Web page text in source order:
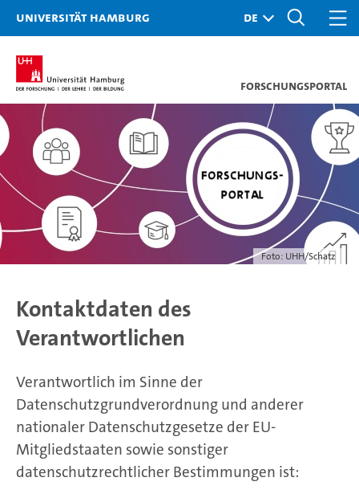
Universität Hamburg
Forschungsportal
Foto: UHH/Schatz
Kontaktdaten des
Verantwortlichen
Verantwortlich im Sinne der
Datenschutzgrundverordnung und anderer
nationaler Datenschutzgesetze der EU-
Mitgliedstaaten sowie sonstiger
datenschutzrechtlicher Bestimmungen ist: